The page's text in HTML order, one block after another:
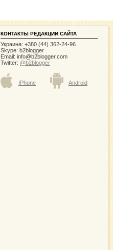
КОНТАКТЫ РЕДАКЦИИ САЙТА
Украина: +380 (44) 362-24-96
Skype: b2blogger
Email: info@b2blogger.com
Twitter: @b2blogger
IPhone Android